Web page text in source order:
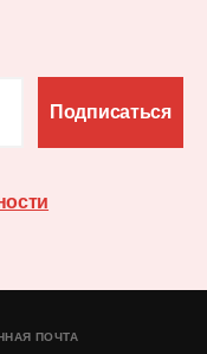
Подписаться
ПОЧТА